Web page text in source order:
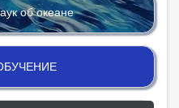
об океане